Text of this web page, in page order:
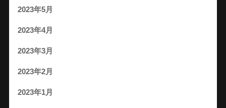
2023年5月
2023年4月
2023年3月
2023年2月
2023年1月